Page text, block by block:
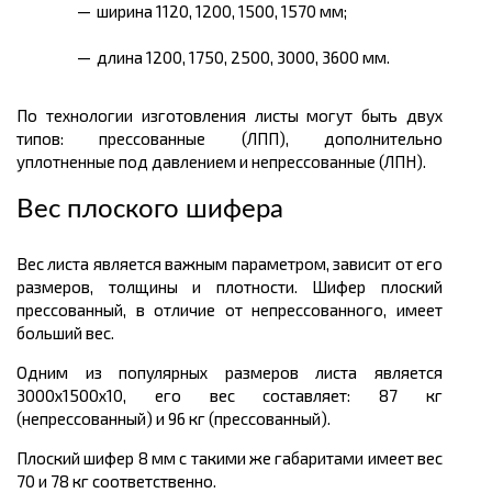
ширина 1120, 1200, 1500, 1570 мм;
длина 1200, 1750, 2500, 3000, 3600 мм.
По технологии изготовления листы могут быть двух
типов: прессованные (ЛПП), дополнительно
уплотненные под давлением и непрессованные (ЛПН).
Вес плоского шифера
Вес листа является важным параметром, зависит от его
размеров, толщины и плотности. Шифер плоский
прессованный, в отличие от непрессованного, имеет
больший вес.
Одним из популярных размеров листа является
3000х1500х10, его вес составляет: 87 кг
(непрессованный) и 96 кг (прессованный).
Плоский шифер 8 мм с такими же габаритами имеет вес
70 и 78 кг соответственно.